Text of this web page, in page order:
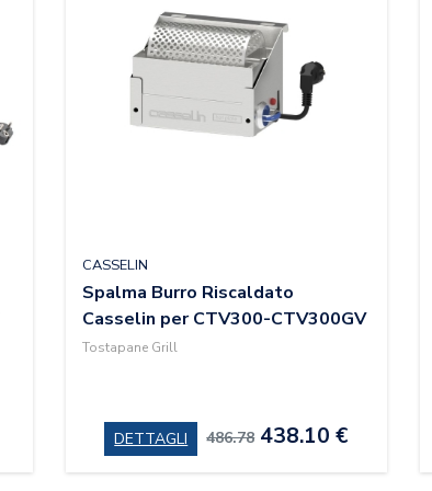
CASSELIN
Spalma Burro Riscaldato
Casselin per CTV300-CTV300GV
Tostapane Grill
DETTAGLI 486.78438.10 €